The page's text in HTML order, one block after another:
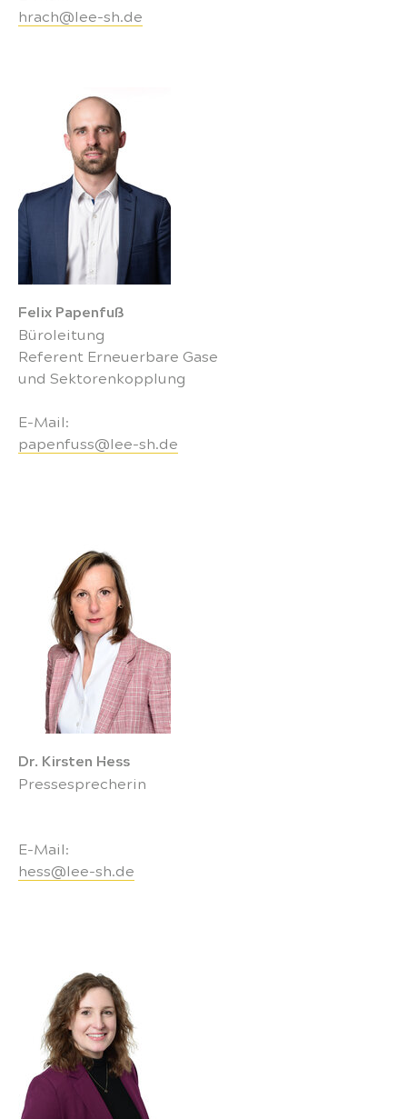
hrach@lee-sh.de
Felix Papenfuß
Büroleitung
Referent Erneuerbare Gase
und Sektorenkopplung
E-Mail:
papenfuss@lee-sh.de
Dr. Kirsten Hess
Pressesprecherin
E-Mail:
hess@lee-sh.de